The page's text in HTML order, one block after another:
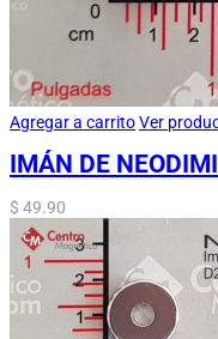
Agregar a carritoVer
IMÁN DE
$ 49.90